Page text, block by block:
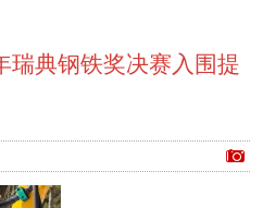
典钢铁奖决赛入围提